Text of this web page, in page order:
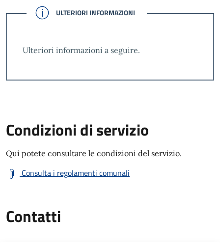
CONFERMATO
ULTERIORI INFORMAZIONI
Ulteriori informazioni a seguire.
Condizioni di servizio
Qui potete consultare le condizioni del servizio.
Consulta i regolamenti comunali
Contatti